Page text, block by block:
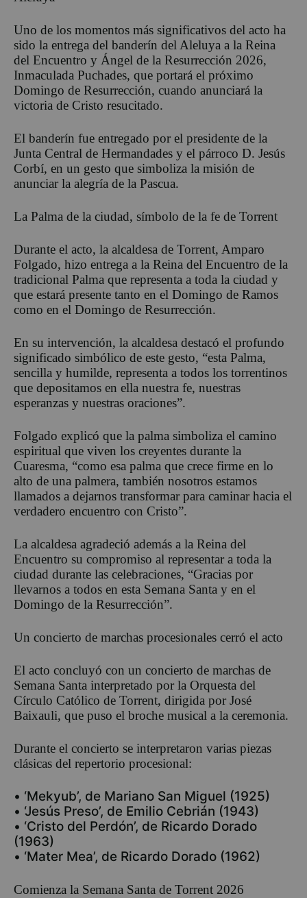
Uno de los momentos más significativos del acto ha
sido la entrega del banderín del Aleluya a la Reina
del Encuentro y Ángel de la Resurrección 2026,
Inmaculada Puchades, que portará el próximo
Domingo de Resurrección, cuando anunciará la
victoria de Cristo resucitado.
El banderín fue entregado por el presidente de la
Junta Central de Hermandades y el párroco D. Jesús
Corbí, en un gesto que simboliza la misión de
anunciar la alegría de la Pascua.
La Palma de la ciudad, símbolo de la fe de Torrent
Durante el acto, la alcaldesa de Torrent, Amparo
Folgado, hizo entrega a la Reina del Encuentro de la
tradicional Palma que representa a toda la ciudad y
que estará presente tanto en el Domingo de Ramos
como en el Domingo de Resurrección.
En su intervención, la alcaldesa destacó el profundo
significado simbólico de este gesto, “esta Palma,
sencilla y humilde, representa a todos los torrentinos
que depositamos en ella nuestra fe, nuestras
esperanzas y nuestras oraciones”.
Folgado explicó que la palma simboliza el camino
espiritual que viven los creyentes durante la
Cuaresma, “como esa palma que crece firme en lo
alto de una palmera, también nosotros estamos
llamados a dejarnos transformar para caminar hacia el
verdadero encuentro con Cristo”.
La alcaldesa agradeció además a la Reina del
Encuentro su compromiso al representar a toda la
ciudad durante las celebraciones, “Gracias por
llevarnos a todos en esta Semana Santa y en el
Domingo de la Resurrección”.
Un concierto de marchas procesionales cerró el acto
El acto concluyó con un concierto de marchas de
Semana Santa interpretado por la Orquesta del
Círculo Católico de Torrent, dirigida por José
Baixauli, que puso el broche musical a la ceremonia.
Durante el concierto se interpretaron varias piezas
clásicas del repertorio procesional:
• ‘Mekyub’, de Mariano San Miguel (1925)
• Jesús Preso’, de Emilio Cebrián (1943)
• ‘Cristo del Perdón’, de Ricardo Dorado
(1963)
• ‘Mater Mea’, de Ricardo Dorado (1962)
Comienza la Semana Santa de Torrent 2026